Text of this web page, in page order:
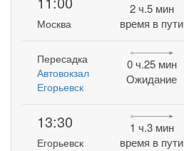
Москва
2 ч.5 мин
время в пути
Пересадка
Автовокзал
Егорьевск
0 ч.25 мин
Ожидание
13:30
Егорьевск
1 ч.3 мин
время в пути